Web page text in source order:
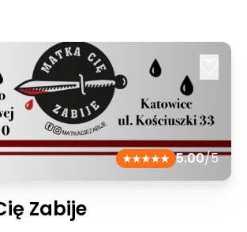
5.00/5
Zabije